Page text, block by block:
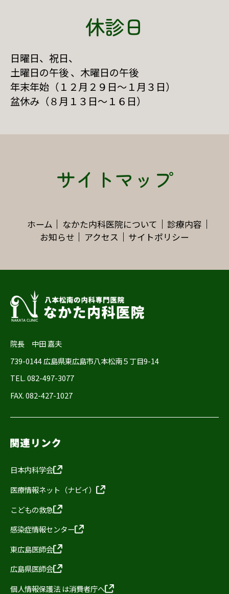
休診日
日曜日、祝日、
土曜日の午後 、木曜日の午後
年末年始（１２月２９日～１月３日）
盆休み（８月１３日～１６日）
サイトマップ
ホーム なかた内科医院について
診療内容
お知らせ
アクセス サイトポリシー
院長 中田 嘉夫
739-0144 広島県東広島市八本松南５丁目9-14
TEL. 082-497-3077
FAX. 082-427-1027
日本内科学会
医療情報ネット（ナビイ）
こどもの救急
感染症情報センター
東広島医師会
広島県医師会
個人情報保護法 は消費者庁へ